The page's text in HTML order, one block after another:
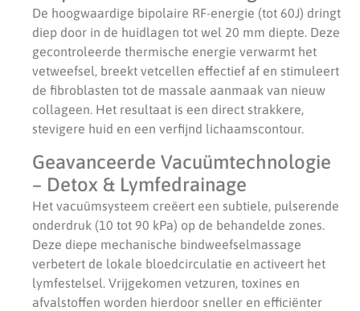
De hoogwaardige bipolaire RF-energie (tot 60J) dringt
diep door in de huidlagen tot wel 20 mm diepte. Deze
gecontroleerde thermische energie verwarmt het
vetweefsel, breekt vetcellen effectief af en stimuleert
de fibroblasten tot de massale aanmaak van nieuw
collageen. Het resultaat is een direct strakkere,
stevigere huid en een verfijnd lichaamscontour.
Geavanceerde Vacuümtechnologie
– Detox & Lymfedrainage
Het vacuümsysteem creëert een subtiele, pulserende
onderdruk (10 tot 90 kPa) op de behandelde zones.
Deze diepe mechanische bindweefselmassage
verbetert de lokale bloedcirculatie en activeert het
lymfestelsel. Vrijgekomen vetzuren, toxines en
afvalstoffen worden hierdoor sneller en efficiënter